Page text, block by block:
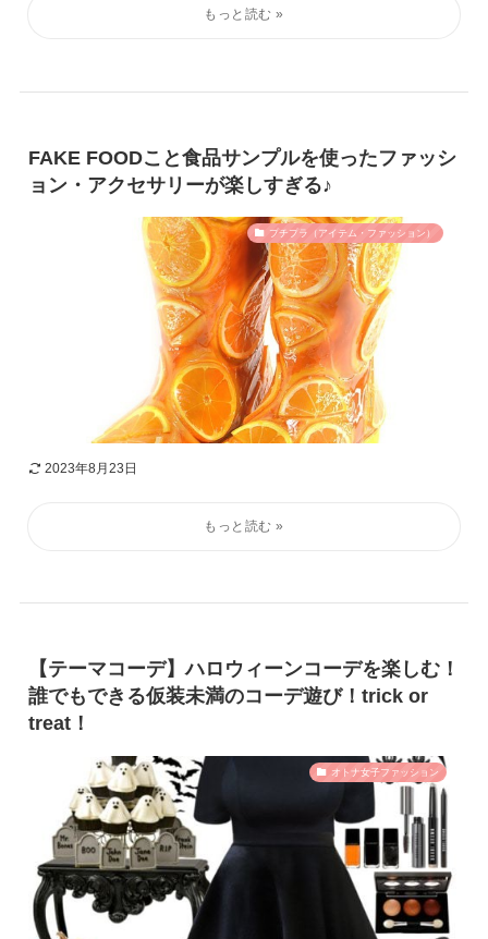
FAKE FOODこと食品サンプルを使ったファッシ
ョン・アクセサリーが楽しすぎる♪
プチプラ（アイテム・ファッション）
2023年8月23日
【テーマコーデ】ハロウィーンコーデを楽しむ！
誰でもできる仮装未満のコーデ遊び！trick or
treat！
オトナ女子ファッション